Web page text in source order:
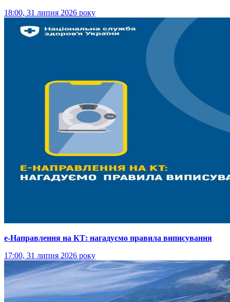
18:00, 31 липня 2026 року
е-Направлення на КТ: нагадуємо правила виписування
17:00, 31 липня 2026 року